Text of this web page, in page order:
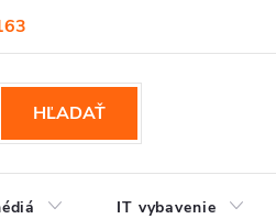
HĽADAŤ
IT vybavenie